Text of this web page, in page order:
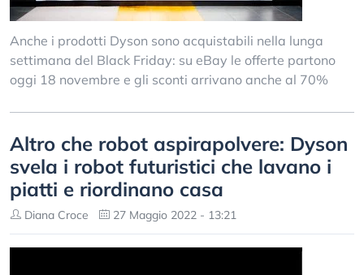
Anche i prodotti Dyson sono acquistabili nella lunga
settimana del Black Friday: su eBay le offerte partono
oggi 18 novembre e gli sconti arrivano anche al 70%
Altro che robot aspirapolvere: Dyson
svela i robot futuristici che lavano i
piatti e riordinano casa
Diana Croce 27 Maggio 2022 - 13:21